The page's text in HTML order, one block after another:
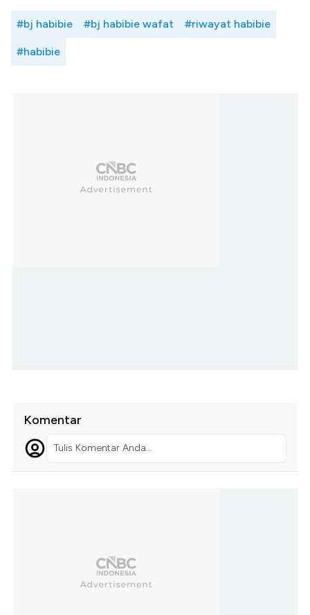
#bj habibie #bj habibie wafat #riwayat habibie
#habibie
Komentar
Tulis Komentar Anda...